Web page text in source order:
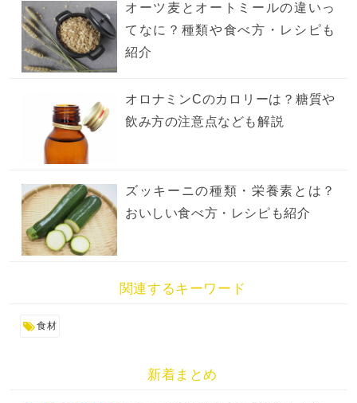
オーツ麦とオートミールの違いっ
てなに？種類や食べ方・レシピも
紹介
オロナミンCのカロリーは？糖質や
飲み方の注意点なども解説
ズッキーニの種類・栄養素とは？
おいしい食べ方・レシピも紹介
関連するキーワード
食材
新着まとめ